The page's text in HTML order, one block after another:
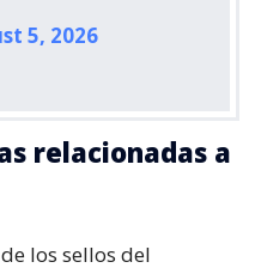
5, 2026
relacionadas a
los sellos del